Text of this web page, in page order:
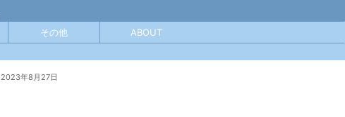
その他 ABOUT
2023年8月27日